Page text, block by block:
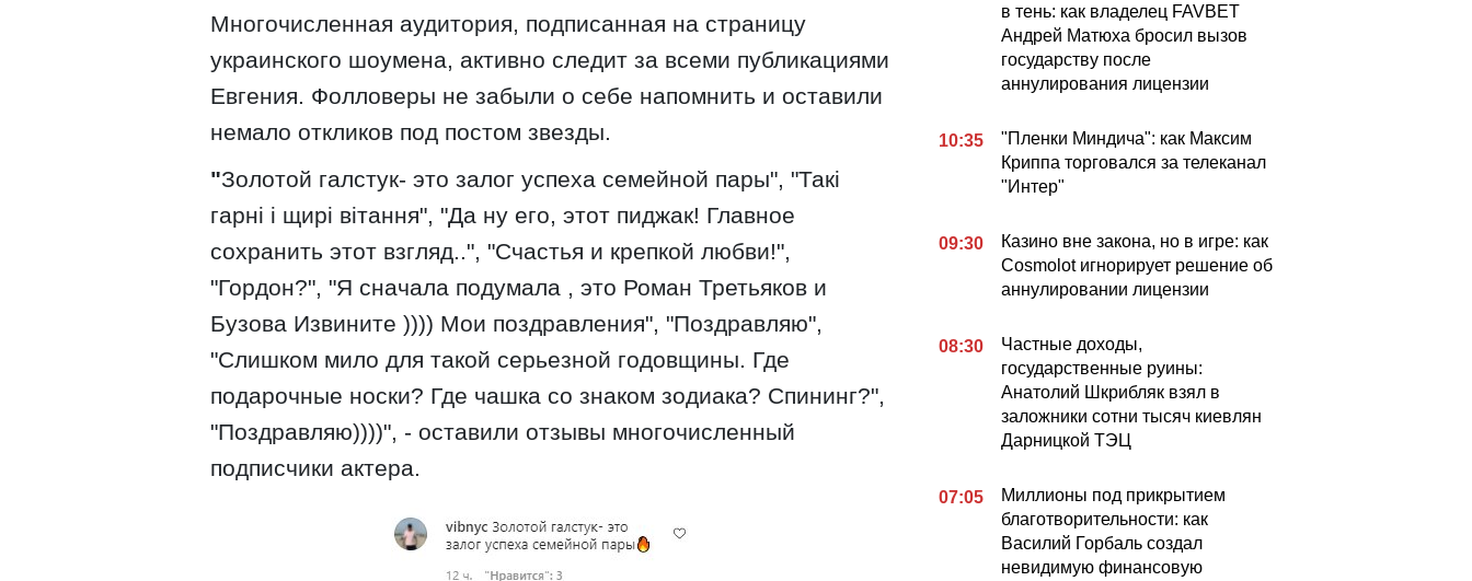
Многочисленная аудитория, подписанная на страницу
украинского шоумена, активно следит за всеми публикациями
Евгения. Фолловеры не забыли о себе напомнить и оставили
немало откликов под постом звезды.
"Золотой галстук- это залог успеха семейной пары", "Такі
гарні і щирі вітання", "Да ну его, этот пиджак! Главное
сохранить этот взгляд..", "Счастья и крепкой любви!",
"Гордон?", "Я сначала подумала , это Роман Третьяков и
Бузова Извините )))) Мои поздравления", "Поздравляю",
"Слишком мило для такой серьезной годовщины. Где
подарочные носки? Где чашка со знаком зодиака? Спининг?",
"Поздравляю))))", - оставили отзывы многочисленный
подписчики актера.
в тень: как владелец FAVBET
Андрей Матюха бросил вызов
государству после
аннулирования лицензии
10:35
"Пленки Миндича": как Максим
Криппа торговался за телеканал
"Интер"
09:30
Казино вне закона, но в игре: как
Cosmolot игнорирует решение об
аннулировании лицензии
08:30
Частные доходы,
государственные руины:
Анатолий Шкрибляк взял в
заложники сотни тысяч киевлян
Дарницкой ТЭЦ
07:05
Миллионы под прикрытием
благотворительности: как
Василий Горбаль создал
невидимую финансовую